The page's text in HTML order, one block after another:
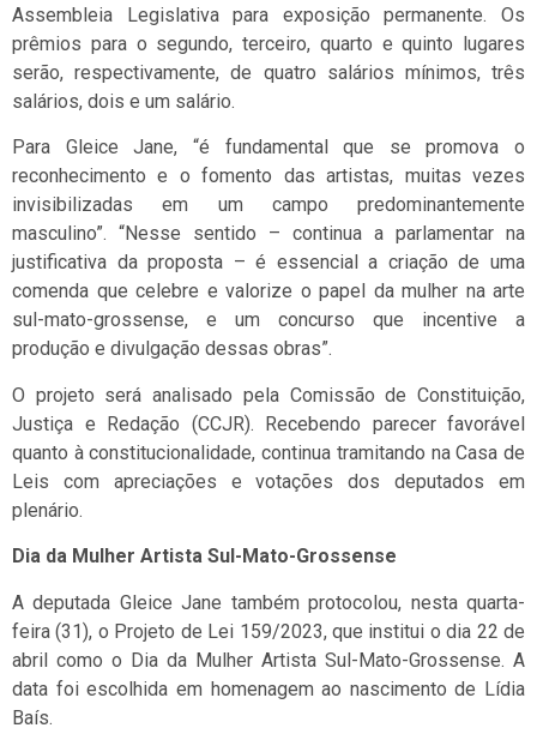
Assembleia Legislativa para exposição permanente. Os
prêmios para o segundo, terceiro, quarto e quinto lugares
serão, respectivamente, de quatro salários mínimos, três
salários, dois e um salário.
Para Gleice Jane, “é fundamental que se promova o
reconhecimento e o fomento das artistas, muitas vezes
invisibilizadas em um campo predominantemente
masculino”. “Nesse sentido – continua a parlamentar na
justificativa da proposta – é essencial a criação de uma
comenda que celebre e valorize o papel da mulher na arte
sul-mato-grossense, e um concurso que incentive a
produção e divulgação dessas obras”.
O projeto será analisado pela Comissão de Constituição,
Justiça e Redação (CCJR). Recebendo parecer favorável
quanto à constitucionalidade, continua tramitando na Casa de
Leis com apreciações e votações dos deputados em
plenário.
Dia da Mulher Artista Sul-Mato-Grossense
A deputada Gleice Jane também protocolou, nesta quarta-
feira (31), o Projeto de Lei 159/2023, que institui o dia 22 de
abril como o Dia da Mulher Artista Sul-Mato-Grossense. A
data foi escolhida em homenagem ao nascimento de Lídia
Baís.